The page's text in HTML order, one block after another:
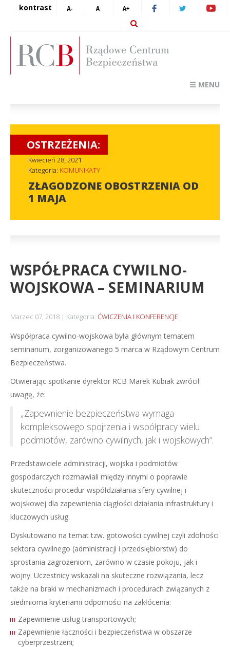
kontrast
☰ MENU
OSTRZEŻENIA:
Kwiecień 28, 2021
Kategoria: KOMUNIKATY
ZŁAGODZONE OBOSTRZENIA OD
1 MAJA
WSPÓŁPRACA CYWILNO-
WOJSKOWA – SEMINARIUM
Marzec 07, 2018 Kategoria: ĆWICZENIA I KONFERENCJE
Współpraca cywilno-wojskowa była głównym tematem
seminarium, zorganizowanego 5 marca w Rządowym Centrum
Bezpieczeństwa.
Otwierając spotkanie dyrektor RCB Marek Kubiak zwrócił
uwagę, że:
„Zapewnienie bezpieczeństwa wymaga
kompleksowego spojrzenia i współpracy wielu
podmiotów, zarówno cywilnych, jak i wojskowych”.
Przedstawiciele administracji, wojska i podmiotów
gospodarczych rozmawiali między innymi o poprawie
skuteczności procedur współdziałania sfery cywilnej i
wojskowej dla zapewnienia ciągłości działania infrastruktury i
kluczowych usług.
Dyskutowano na temat tzw. gotowości cywilnej czyli zdolności
sektora cywilnego (administracji i przedsiębiorstw) do
sprostania zagrożeniom, zarówno w czasie pokoju, jak i
wojny. Uczestnicy wskazali na skuteczne rozwiązania, lecz
także na braki w mechanizmach i procedurach związanych z
siedmioma kryteriami odporności na zakłócenia:
Zapewnienie usług transportowych;
Zapewnienie łączności i bezpieczeństwa w obszarze
cyberprzestrzeni;